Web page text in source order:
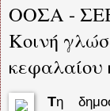
ΟΟΣΑ -
Κοινή
κεφαλαίου
Τη